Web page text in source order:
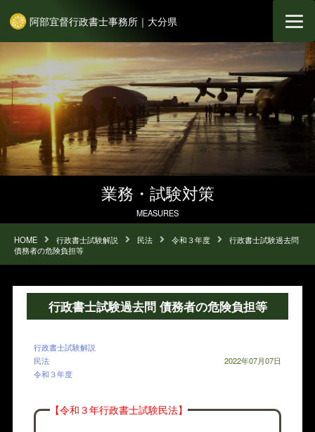
阿部宜督行政書士事務所｜大分県
業務・試験対策
MEASURES
HOME 行政書士試験解説 民法 令和３年度
行政書士試験過去問
債務者の危険負担等
行政書士試験過去問 債務者の危険負担等
行政書士試験解説
民法
令和３年度
2022年07月07日
【令和３年行政書士試験民法】